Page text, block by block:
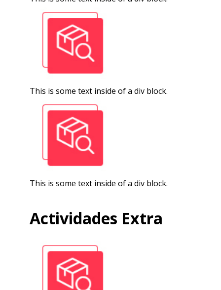
This is some text inside of a div block.
This is some text inside of a div block.
Actividades Extra